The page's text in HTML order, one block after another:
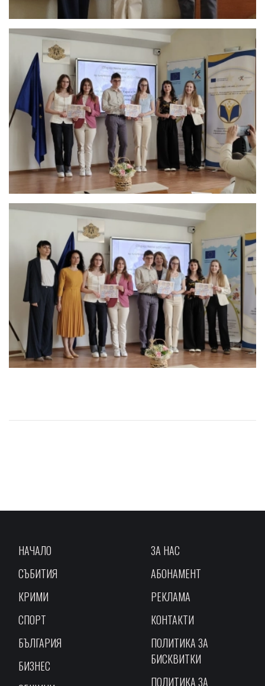
НАЧАЛО
СЪБИТИЯ
КРИМИ
СПОРТ
БЪЛГАРИЯ
БИЗНЕС
ЗА НАС
АБОНАМЕНТ
РЕКЛАМА
КОНТАКТИ
ПОЛИТИКА ЗА
БИСКВИТКИ
ПОЛИТИКА ЗА